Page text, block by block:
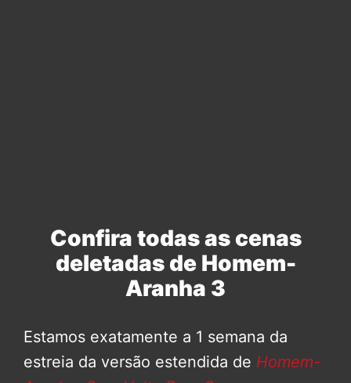
Confira todas as cenas
deletadas de Homem-
Aranha 3
Estamos exatamente a 1 semana da
estreia da versão estendida de Homem-